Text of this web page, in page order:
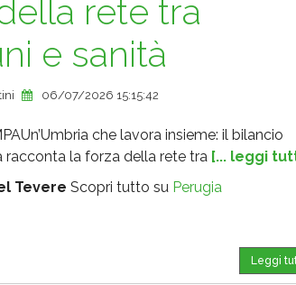
rete tra
e sanità
06/07/2026 15:15:42
che lavora insieme: il bilancio
racconta la forza della rete tra [... leggi
Tevere Scopri tutto su Perugia
Leggi